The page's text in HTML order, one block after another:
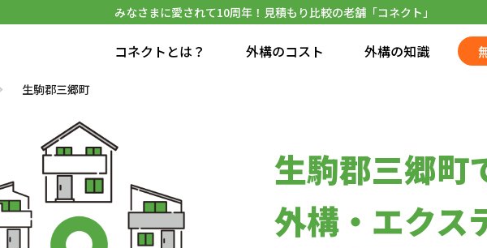
みなさまに愛されて10周年！見積もり比較の老舗「コネクト」
コネクトとは？ 外構のコスト 外構の知識
生駒郡三郷町
生駒郡三郷町
外構・エクス